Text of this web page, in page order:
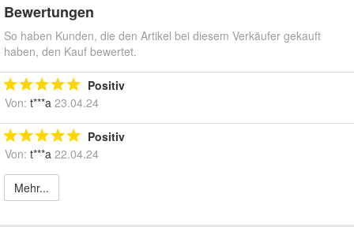
Bewertungen
So haben Kunden, die den Artikel bei diesem Verkäufer gekauft
haben, den Kauf bewertet.
Positiv
Von: t***a 23.04.24
Positiv
Von: t***a 22.04.24
Mehr...